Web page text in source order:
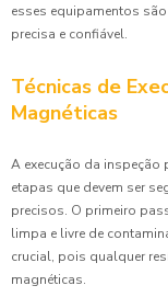
esses equipamentos
precisa e confiável.
Técnicas de
Magnéticas
A execução da inspeção
etapas que devem ser
precisos. O primeiro
limpa e livre de
crucial, pois qualquer
magnéticas.